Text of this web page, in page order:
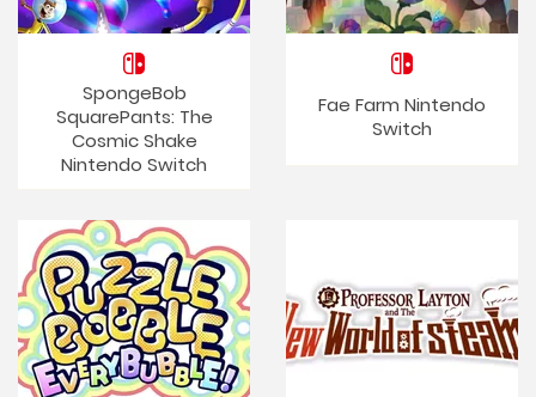
SpongeBob
SquarePants: The
Cosmic Shake
Nintendo Switch
Fae Farm Nintendo
Switch